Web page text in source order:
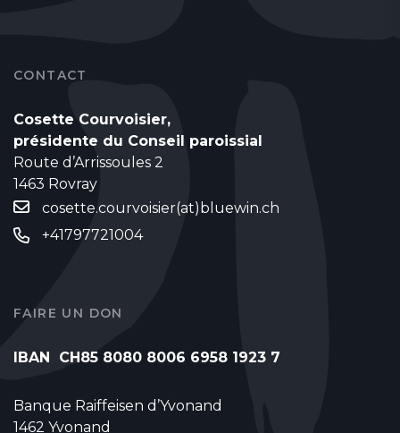
CONTACT
Cosette Courvoisier,
présidente du Conseil paroissial
Route d’Arrissoules 2
1463 Rovray
cosette.courvoisier(at)bluewin.ch
+41797721004
FAIRE UN DON
IBAN CH85 8080 8006 6958 1923 7
Banque Raiffeisen d’Yvonand
1462 Yvonand